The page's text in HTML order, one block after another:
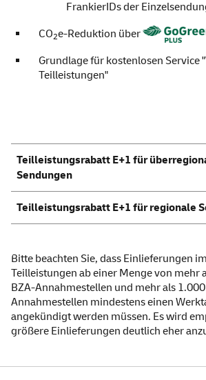
FrankierIDs der
CO2e-Reduktion über
Grundlage für kostenlosen Service
Teilleistungen"
Teilleistungsrabatt E+1 für
Sendungen
Teilleistungsrabatt E+1 für regionale
Bitte beachten Sie, dass Einlieferungen
Teilleistungen ab einer Menge von mehr
BZA-Annahmestellen und mehr als
Annahmestellen mindestens einen
angekündigt werden müssen. Es wird
größere Einlieferungen deutlich eher